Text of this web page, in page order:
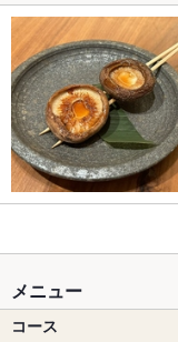
メニュー
コース